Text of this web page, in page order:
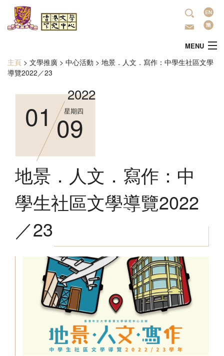
移至主內容
語
言
MENU
主頁
最新活動
學術研究
文學推廣
出版
香港文學資料庫
您在這裡
主頁 > 文學推廣 > 中心活動 > 地景．人文．寫作：中學生社區文學
導覽2022／23
2022
09
01 星期四
地景．人文．寫作：中
學生社區文學導覽2022
／23